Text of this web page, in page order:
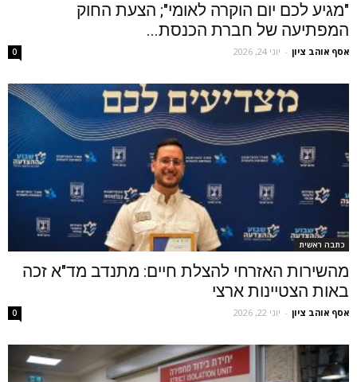
"מגיע לכם יום הוקרה לאומי"; הצעת החוק
המפתיעה של חברת הכנסת...
אסף אוהב ציון - יוני 24, 2026 0
כתבה ראשית
מהשירות האזרחי להצלת חיים: מתנדב מד"א זכה
באות הצטיינות ארצי
אסף אוהב ציון - יוני 22, 2026 0